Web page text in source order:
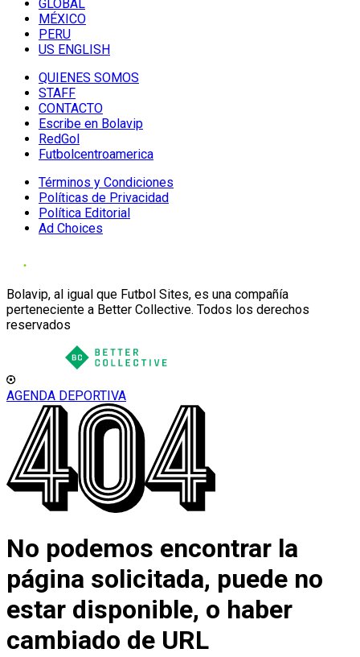
GLOBAL
MÉXICO
PERU
US ENGLISH
QUIENES SOMOS
STAFF
CONTACTO
Escribe en Bolavip
RedGol
Futbolcentroamerica
Términos y Condiciones
Políticas de Privacidad
Política Editorial
Ad Choices
Bolavip, al igual que Futbol Sites, es una compañía
perteneciente a Better Collective. Todos los derechos
reservados
AGENDA DEPORTIVA
No podemos encontrar la
página solicitada, puede no
estar disponible, o haber
cambiado de URL